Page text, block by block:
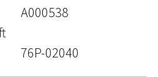
A000538
76P-02040